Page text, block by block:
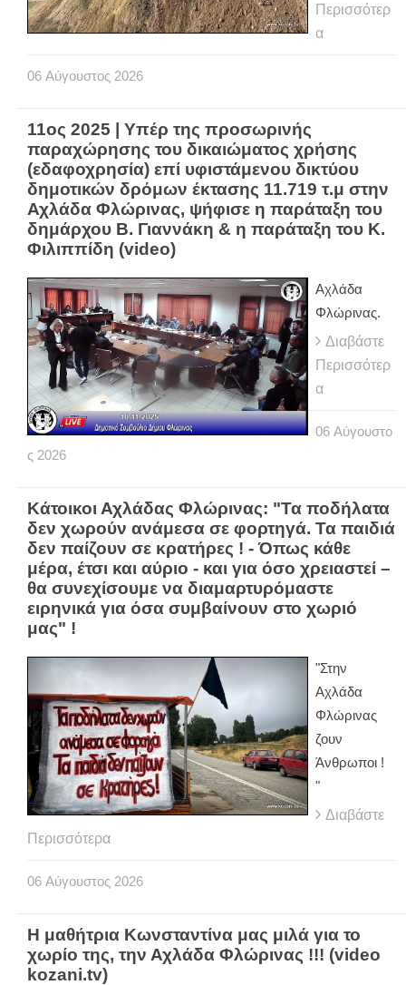
Περισσότερ
α
06 Αύγουστος 2026
11ος 2025 | Υπέρ της προσωρινής
παραχώρησης του δικαιώματος χρήσης
(εδαφοχρησία) επί υφιστάμενου δικτύου
δημοτικών δρόμων έκτασης 11.719 τ.μ στην
Αχλάδα Φλώρινας, ψήφισε η παράταξη του
δημάρχου Β. Γιαννάκη & η παράταξη του Κ.
Φιλιππίδη (video)
Αχλάδα
Φλώρινας.
Διαβάστε
Περισσότερ
α
06 Αύγουστο
ς 2026
Κάτοικοι Αχλάδας Φλώρινας: "Τα ποδήλατα
δεν χωρούν ανάμεσα σε φορτηγά. Τα παιδιά
δεν παίζουν σε κρατήρες ! - Όπως κάθε
μέρα, έτσι και αύριο - και για όσο χρειαστεί –
θα συνεχίσουμε να διαμαρτυρόμαστε
ειρηνικά για όσα συμβαίνουν στο χωριό
μας" !
"Στην
Αχλάδα
Φλώρινας
ζουν
Άνθρωποι !
"
Διαβάστε
Περισσότερα
06 Αύγουστος 2026
Η μαθήτρια Κωνσταντίνα μας μιλά για το
χωρίο της, την Αχλάδα Φλώρινας !!! (video
kozani.tv)